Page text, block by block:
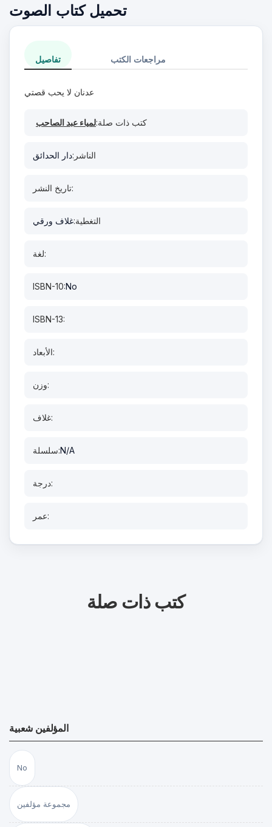
تحميل كتاب الصوت
تفاصيل مراجعات الكتب
عدنان لا يحب قصتي
كتب ذات صلة:لمياء عبد الصاحب
الناشر:دار الحدائق
تاريخ النشر:
التغطية:غلاف ورقي
لغة:
ISBN-10:No
ISBN-13:
الأبعاد:
وزن:
غلاف:
سلسلة:N/A
درجة:
عمر:
كتب ذات صلة
المؤلفين شعبية
No
مجموعة مؤلفين